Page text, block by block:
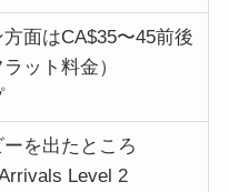
面はCA$35〜45前後
ット料金）
を出たところ
Level 2